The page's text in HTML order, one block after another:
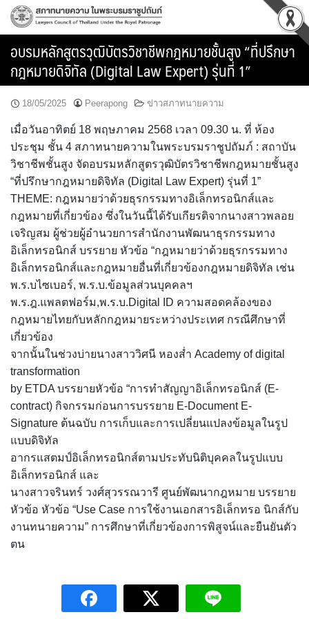
Skip
อบรมหลักสูตรวุฒิบัตรวิชาชีพกฎหมายชั้นสูง “ที่ปรึกษา
กฎหมายดิจิทัล (Digital Law Expert) รุ่นที่ 1”
18/05/2025 Peerapong ข่าวสภาทนายความ
เมื่อวันอาทิตย์ 18 พฤษภาคม 2568 เวลา 09.30 น. ที่ ห้อง
ประชุม ชั้น 4 สภาทนายความในพระบรมราชูปถัมภ์ : สถาบัน
วิชาชีพชั้นสูง จัดอบรมหลักสูตรวุฒิบัตรวิชาชีพกฎหมายชั้นสูง
“ที่ปรึกษากฎหมายดิจิทัล (Digital Law Expert) รุ่นที่ 1”
THEME: กฎหมายว่าด้วยธุรกรรมทางอิเล็กทรอนิกส์และ
กฎหมายที่เกี่ยวข้อง ซึ่งในวันนี้ได้รับเกียรติจากนางสาวพลอย
เจริญสม ผู้ช่วยผู้อำนวยการสำนักงานพัฒนาธุรกรรมทาง
อิเล็กทรอนิกส์ บรรยาย หัวข้อ “กฎหมายว่าด้วยธุรกรรมทาง
อิเล็กทรอนิกส์และกฎหมายอื่นที่เกี่ยวข้องกฎหมายดิจิทัล เช่น
พ.ร.บไซเบอร์, พ.ร.บ.ข้อมูลส่วนบุคคลฯ
พ.ร.ฎ.แพลตฟอร์ม,พ.ร.บ.Digital ID ความสอดคล้องของ
กฎหมายไทยกับหลักกฎหมายระหว่างประเทศ กรณีศึกษาที่
เกี่ยวข้อง
จากนั้นในช่วงบ่ายนางสาววิศนี หองส่ำ Academy of digital
transformation
by ETDA บรรยายหัวข้อ “การทำสัญญาอิเล็กทรอนิกส์ (E-
contract) กิจกรรมก่อนการบรรยาย E-Document E-
Signature ต้นฉบับ การเก็บและการเปลี่ยนแปลงข้อมูลในรูป
แบบดิจิทัล
อากรแสตมป์อิเล็กทรอนิกส์ตามประทับนิติบุคคลในรูปแบบ
อิเล็กทรอนิกส์ และ
นางสาวจรินทร์ วงศ์สุวรรณวารี ศูนย์พัฒนากฎหมาย บรรยาย
หัวข้อ หัวข้อ “Use Case การใช้งานเอกสารอิเล็กทรอ นิกส์กับ
งานทนายความ” การศึกษาที่เกี่ยวข้องการพิสูจน์และยืนยันตัว
ตน